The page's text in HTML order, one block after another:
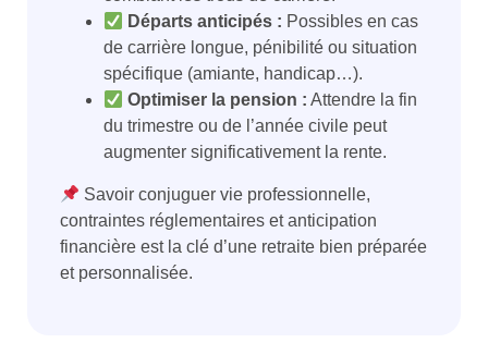
Départs anticipés : Possibles en cas
de carrière longue, pénibilité ou situation
spécifique (amiante, handicap…).
Optimiser la pension : Attendre la fin
du trimestre ou de l’année civile peut
augmenter significativement la rente.
Savoir conjuguer vie professionnelle,
contraintes réglementaires et anticipation
financière est la clé d’une retraite bien préparée
et personnalisée.